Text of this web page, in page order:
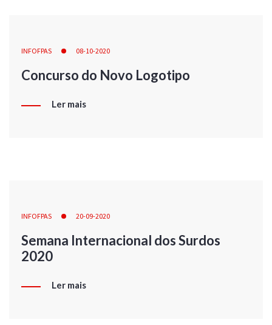
INFOFPAS 08-10-2020
Concurso do Novo Logotipo
Ler mais
INFOFPAS 20-09-2020
Semana Internacional dos Surdos
2020
Ler mais